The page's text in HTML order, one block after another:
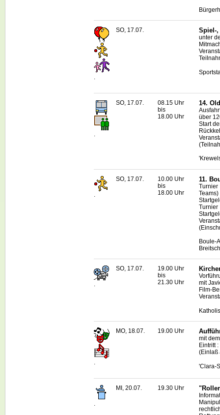
.
SO, 17.07. Spiel-
unter
SO, 17.07.
08.15 Uhr
bis
18.00 Uhr
14.
über
Start
SO, 17.07.
10.00 Uhr
bis
18.00 Uhr
11.
Turnier
Teams)
Turnier
Boule-
.
SO, 17.07.
19.00 Uhr
bis
21.30 Uhr
mit
Film-
.
MO, 18.07. 19.00 Uhr
mit
Eintritt
(Einlaß
'Clara-
MI, 20.07. 19.30 Uhr